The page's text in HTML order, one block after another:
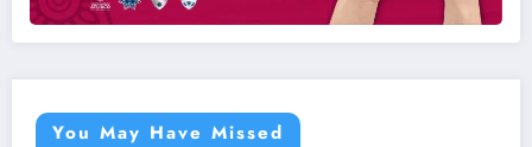
You May Have Missed